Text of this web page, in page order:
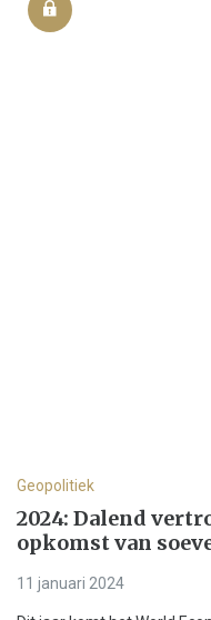
Geopolitiek
2024: Dalend
opkomst van
11 januari 2024